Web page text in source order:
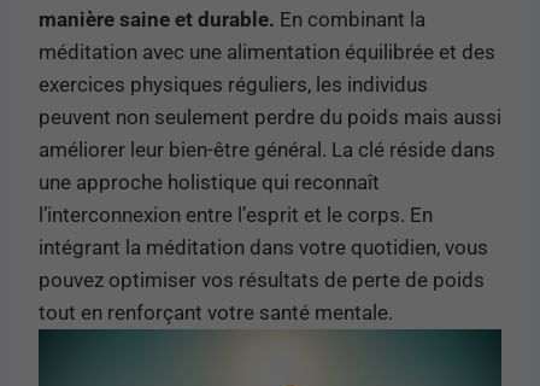
manière saine et durable. En combinant la
méditation avec une alimentation équilibrée et des
exercices physiques réguliers, les individus
peuvent non seulement perdre du poids mais aussi
améliorer leur bien-être général. La clé réside dans
une approche holistique qui reconnaît
l’interconnexion entre l’esprit et le corps. En
intégrant la méditation dans votre quotidien, vous
pouvez optimiser vos résultats de perte de poids
tout en renforçant votre santé mentale.